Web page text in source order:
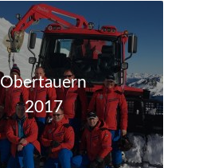
Obertauern
2017